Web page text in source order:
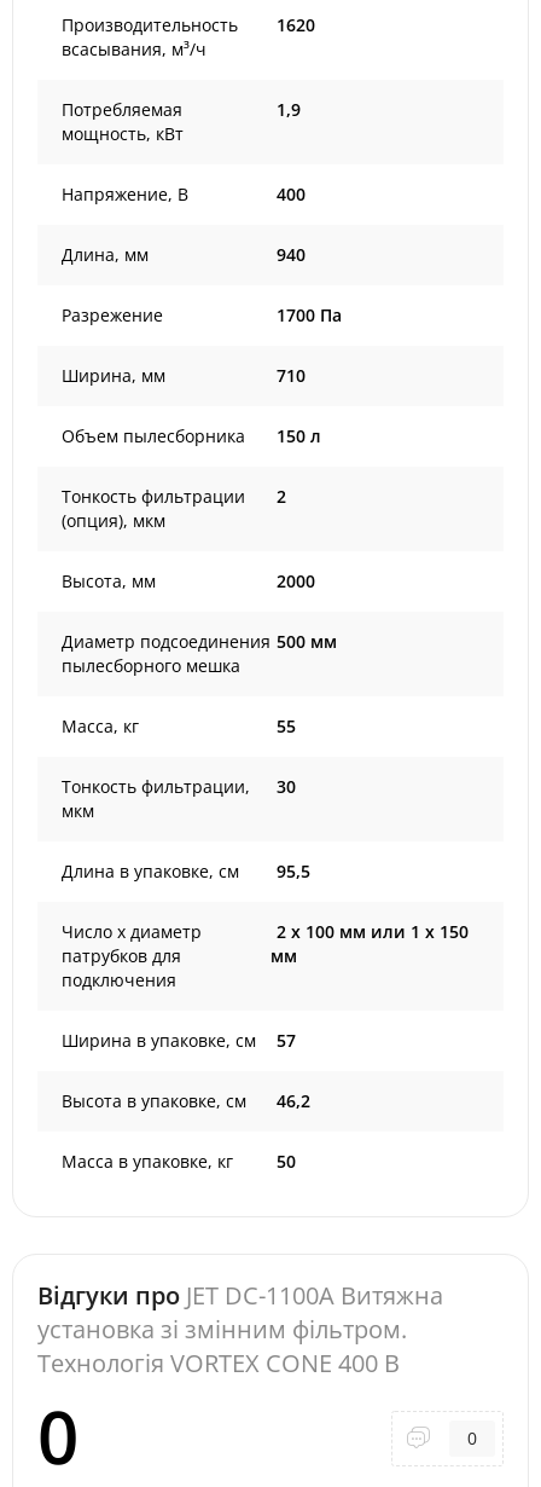
Производительность
всасывания, м³/ч
1620
Потребляемая
мощность, кВт
1,9
Напряжение, В 400
Длина, мм 940
Разрежение 1700 Па
Ширина, мм 710
Объем пылесборника 150 л
Тонкость фильтрации
(опция), мкм
2
Высота, мм 2000
Диаметр подсоединения
пылесборного мешка
500 мм
Масса, кг 55
Тонкость фильтрации,
мкм
30
Длина в упаковке, см 95,5
Число х диаметр
патрубков для
подключения
2 х 100 мм или 1 х 150
мм
Ширина в упаковке, см 57
Высота в упаковке, см 46,2
Масса в упаковке, кг 50
Відгуки про JET DC-1100A Витяжна
установка зі змінним фільтром.
Технологія VORTEX CONE 400 В
0 0